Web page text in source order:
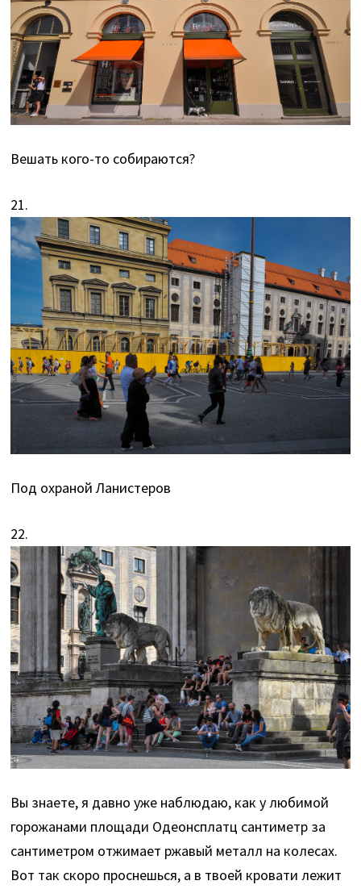
Вешать кого-то собираются?
21.
Под охраной Ланистеров
22.
Вы знаете, я давно уже наблюдаю, как у любимой
горожанами площади Одеонсплатц сантиметр за
сантиметром отжимает ржавый металл на колесах.
Вот так скоро проснешься, а в твоей кровати лежит